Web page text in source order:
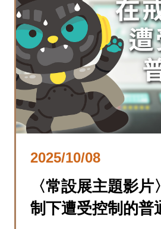
2025/10/08
〈常設展主題影
制下遭受控制的普